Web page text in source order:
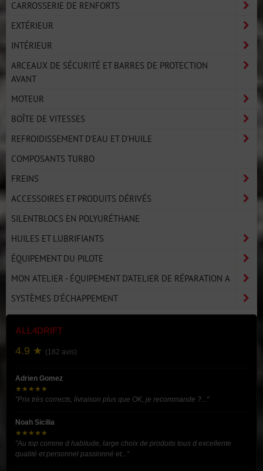
CARROSSERIE DE RENFORTS
EXTÉRIEUR
INTÉRIEUR
ARCEAUX DE SÉCURITÉ ET BARRES DE PROTECTION
AVANT
MOTEUR
BOÎTE DE VITESSES
REFROIDISSEMENT D'EAU ET D'HUILE
COMPOSANTS TURBO
FREINS
ACCESSOIRES ET PRODUITS DÉRIVÉS
SILENTBLOCS EN POLYURÉTHANE
HUILES ET LUBRIFIANTS
ÉQUIPEMENT DU PILOTE
MON ATELIER - ÉQUIPEMENT D'ATELIER DE RÉPARATION A
SYSTÈMES D'ÉCHAPPEMENT
ALL4DRIFT
4.9 ★ (182 avis)
Adrien Gomez
★★★★★
"Prix très corrects, livraison plus que OK, je recommande ?..."
Noah Sicilia
★★★★★
"Au top comme d habitude, large choix de produits tous d excellente
qualité et personnel passionné et..."